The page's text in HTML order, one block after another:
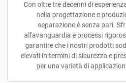
Con oltre tre decenni di
nella progettazione e
separazione è senza pari.
all'avanguardia e processi
garantire che i nostri prodotti
elevati in termini di sicurezza e
per una varietà di